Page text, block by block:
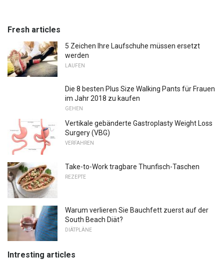
Fresh articles
5 Zeichen Ihre Laufschuhe müssen ersetzt
werden
LAUFEN
Die 8 besten Plus Size Walking Pants für Frauen
im Jahr 2018 zu kaufen
GEHEN
Vertikale gebänderte Gastroplasty Weight Loss
Surgery (VBG)
VERFAHREN
Take-to-Work tragbare Thunfisch-Taschen
REZEPTE
Warum verlieren Sie Bauchfett zuerst auf der
South Beach Diät?
DIÄTPLÄNE
Intresting articles